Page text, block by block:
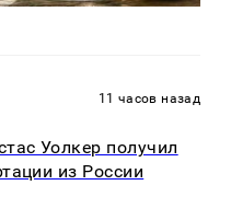
11 часов назад
Уолкер получил
из России